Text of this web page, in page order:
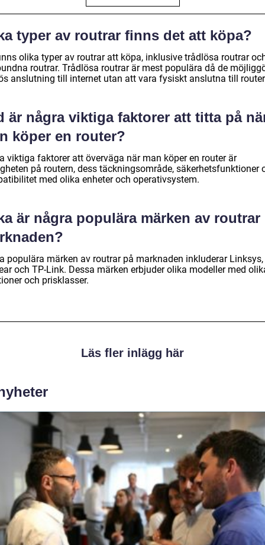
typer av routrar finns det att köpa?
olika typer av routrar att köpa, inklusive trådlösa routrar
routrar. Trådlösa routrar är mest populära då de
anslutning till internet utan att vara fysiskt anslutna till
är några viktiga faktorer att titta på
köper en router?
viktiga faktorer att överväga när man köper en router är
på routern, dess täckningsområde, säkerhetsfunktioner
med olika enheter och operativsystem.
är några populära märken av routrar
populära märken av routrar på marknaden inkluderar Linksys,
och TP-Link. Dessa märken erbjuder olika modeller med
och prisklasser.
Läs fler inlägg här